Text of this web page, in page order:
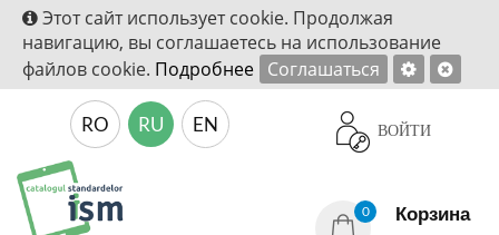
Этот сайт использует cookie. Продолжая
навигацию, вы соглашаетесь на использование
файлов cookie. Подробнее Соглашаться
ВОЙТИ
RO RU EN
0 Корзина